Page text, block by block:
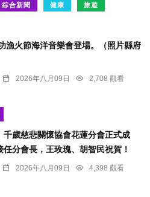
綜合新聞 健康 旅遊
漁火節海洋音樂會登場。（照片縣府
2026年八月09日
2,708 觀看
千歲慈悲關懷協會花蓮分會正式成
任分會長，王玫瑰、胡智民祝賀！
2026年八月09日
4,398 觀看